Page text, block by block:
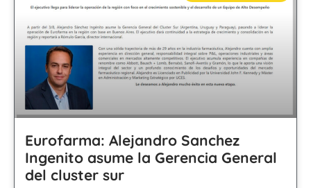
Eurofarma: Alejandro Sanchez
Ingenito asume la Gerencia General
del cluster sur